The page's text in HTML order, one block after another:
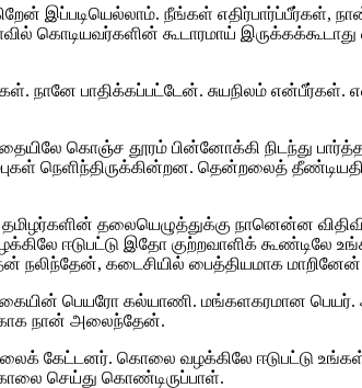
இப்படியெல்லாம். நீங்கள்
கொடியவர்களின் கூடாரமாய்
பாதிக்கப்பட்டேன். சுயநிலம் என்பீர்கள். என்
கொஞ்ச தூரம் பின்னோக்கி நிடந்து
நெளிந்திருக்கின்றன. தென்றலைத்
தமிழர்களின் தலையெழுத்துக்கு நானென்ன
ஈடுபட்டு இதோ குற்றவாளிக் கூண்டிலே
நலிந்தேன், கடைசியில் பைத்தியமாக
கல்யாணி. மங்களகரமான பெயர்.
நான் அலைந்தேன்.
கேட்டனர். கொலை வழக்கிலே ஈடுபட்டு
செய்து கொண்டிருப்பாள்.